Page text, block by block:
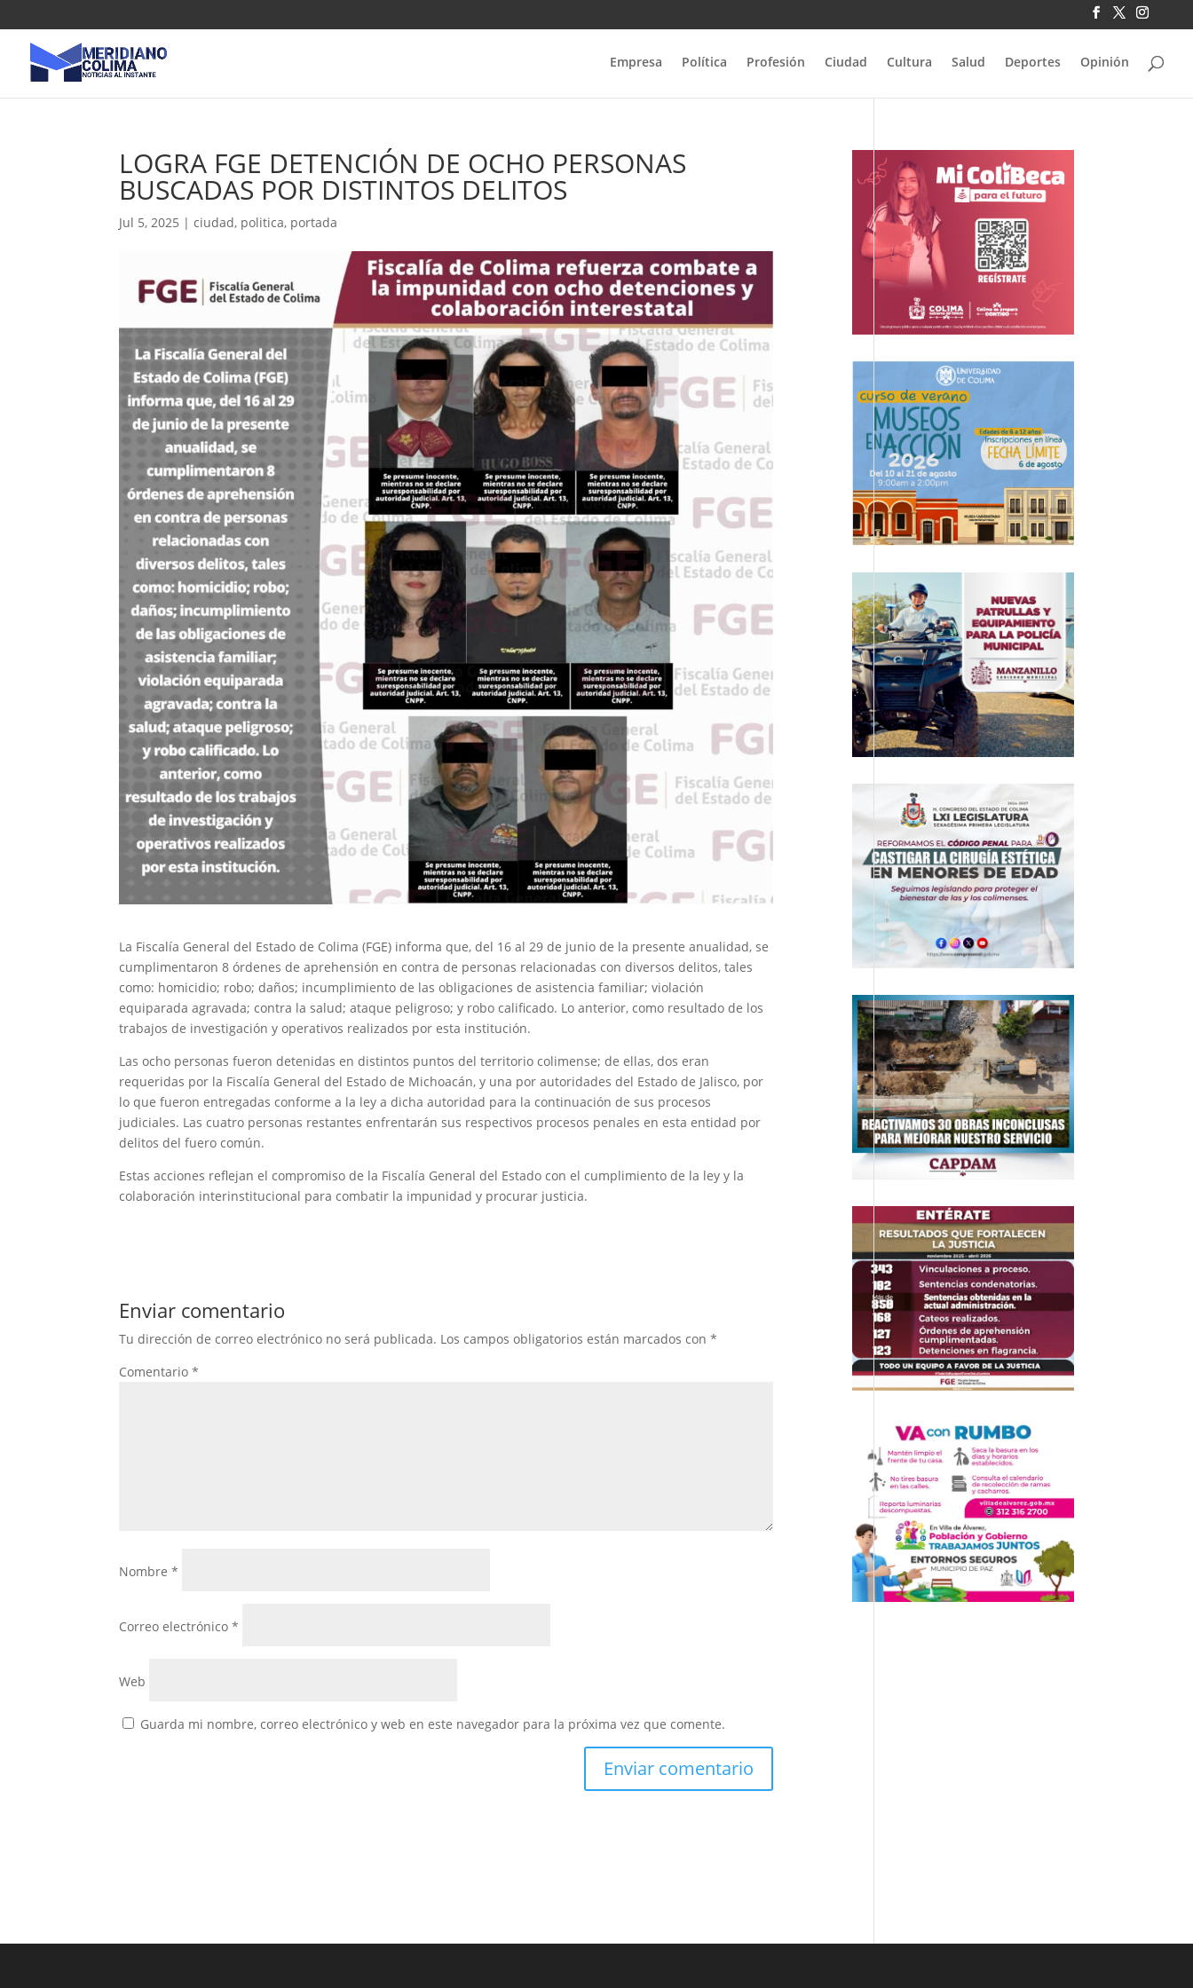
Empresa Política Profesión Ciudad Cultura Salud Deportes Opinión
LOGRA FGE DETENCIÓN DE OCHO PERSONAS
BUSCADAS POR DISTINTOS DELITOS
Jul 5, 2025 |ciudad, politica, portada
La Fiscalía General del Estado de Colima (FGE) informa que, del 16 al 29 de junio de la presente anualidad, se
cumplimentaron 8 órdenes de aprehensión en contra de personas relacionadas con diversos delitos, tales
como: homicidio; robo; daños; incumplimiento de las obligaciones de asistencia familiar; violación
equiparada agravada; contra la salud; ataque peligroso; y robo calificado. Lo anterior, como resultado de los
trabajos de investigación y operativos realizados por esta institución.
Las ocho personas fueron detenidas en distintos puntos del territorio colimense; de ellas, dos eran
requeridas por la Fiscalía General del Estado de Michoacán, y una por autoridades del Estado de Jalisco, por
lo que fueron entregadas conforme a la ley a dicha autoridad para la continuación de sus procesos
judiciales. Las cuatro personas restantes enfrentarán sus respectivos procesos penales en esta entidad por
delitos del fuero común.
Estas acciones reflejan el compromiso de la Fiscalía General del Estado con el cumplimiento de la ley y la
colaboración interinstitucional para combatir la impunidad y procurar justicia.
Enviar comentario
Tu dirección de correo electrónico no será publicada. Los campos obligatorios están marcados con*
Comentario*
Nombre*
Correo electrónico*
Web
Guarda mi nombre, correo electrónico y web en este navegador para la próxima vez que comente.